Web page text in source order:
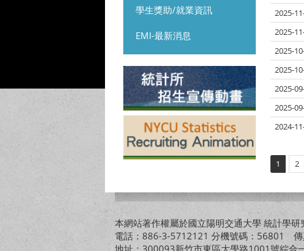
學生獎助/就業資訊
EMI-最新消息
2025-
2025-
2025-
2025-
2025-
2025-
2024-
1 2
本網站著作權屬於國立陽明交通大學 統計學
電話：886-3-5712121 分機號碼：56801